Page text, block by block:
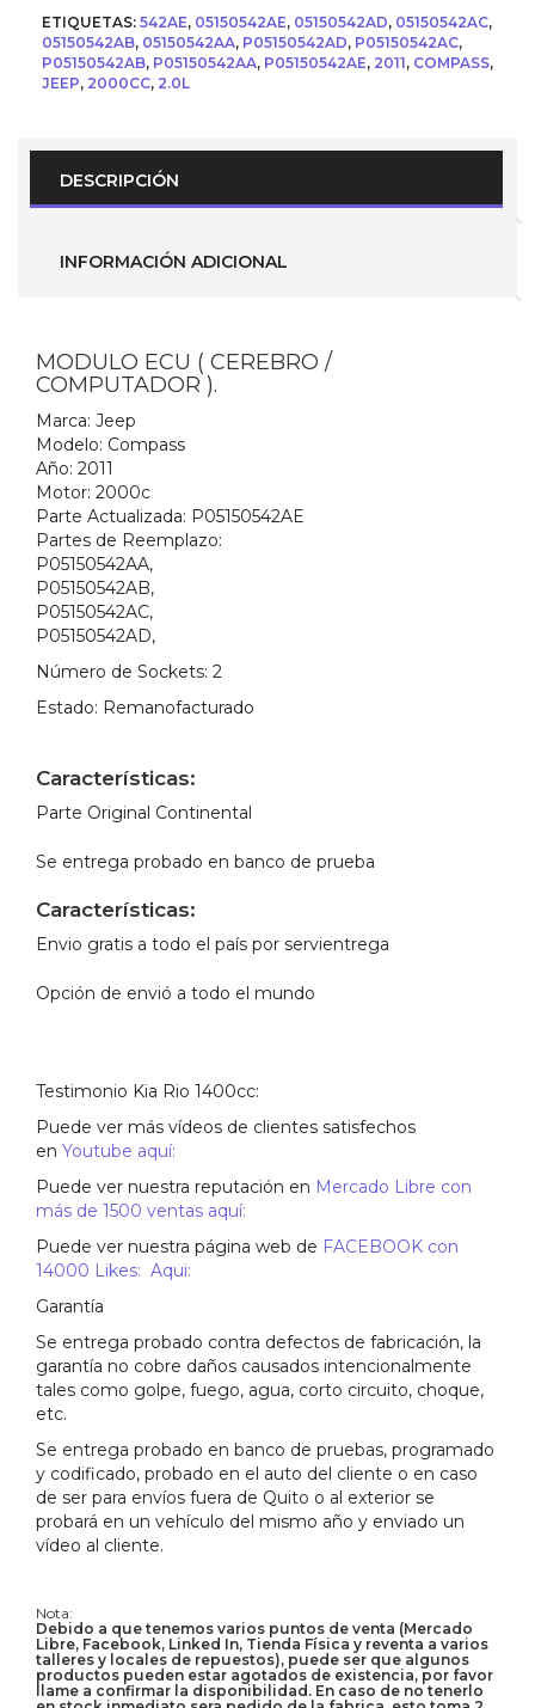
para
Jeep
Compass
Limited
ETIQUETAS: 542AE, 05150542AE, 05150542AD, 05150542AC,
05150542AB, 05150542AA, P05150542AD, P05150542AC,
P05150542AB, P05150542AA, P05150542AE, 2011, COMPASS,
JEEP, 2000CC, 2.0L
DESCRIPCIÓN
INFORMACIÓN ADICIONAL
MODULO ECU ( CEREBRO /
COMPUTADOR ).
Marca: Jeep
Modelo: Compass
Año: 2011
Motor: 2000c
Parte Actualizada: P05150542AE
Partes de Reemplazo:
P05150542AA,
P05150542AB,
P05150542AC,
P05150542AD,
Número de Sockets: 2
Estado: Remanofacturado
Características:
Parte Original Continental
Se entrega probado en banco de prueba
Características:
Envio gratis a todo el país por servientrega
Opción de envió a todo el mundo
Testimonio Kia Rio 1400cc:
Puede ver más vídeos de clientes satisfechos
en Youtube aquí:
Puede ver nuestra reputación en Mercado Libre con
más de 1500 ventas aquí:
Puede ver nuestra página web de FACEBOOK con
14000 Likes: Aqui:
Garantía
Se entrega probado contra defectos de fabricación, la
garantía no cobre daños causados intencionalmente
tales como golpe, fuego, agua, corto circuito, choque,
etc.
Se entrega probado en banco de pruebas, programado
y codificado, probado en el auto del cliente o en caso
de ser para envíos fuera de Quito o al exterior se
probará en un vehículo del mismo año y enviado un
vídeo al cliente.
Nota:
Debido a que tenemos varios puntos de venta (Mercado
Libre, Facebook, Linked In, Tienda Física y reventa a varios
talleres y locales de repuestos), puede ser que algunos
productos pueden estar agotados de existencia, por favor
llame a confirmar la disponibilidad. En caso de no tenerlo